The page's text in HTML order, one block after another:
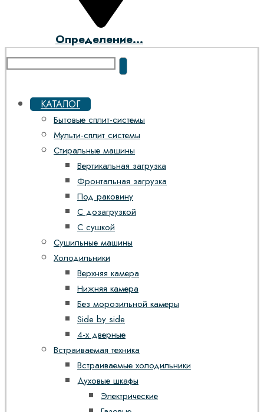
Определение...
КАТАЛОГ
Бытовые сплит-системы
Мульти-сплит системы
Стиральные машины
Вертикальная загрузка
Фронтальная загрузка
Под раковину
С дозагрузкой
С сушкой
Сушильные машины
Холодильники
Верхняя камера
Нижняя камера
Без морозильной камеры
Side by side
4-х дверные
Встраиваемая техника
Встраиваемые холодильники
Духовые шкафы
Электрические